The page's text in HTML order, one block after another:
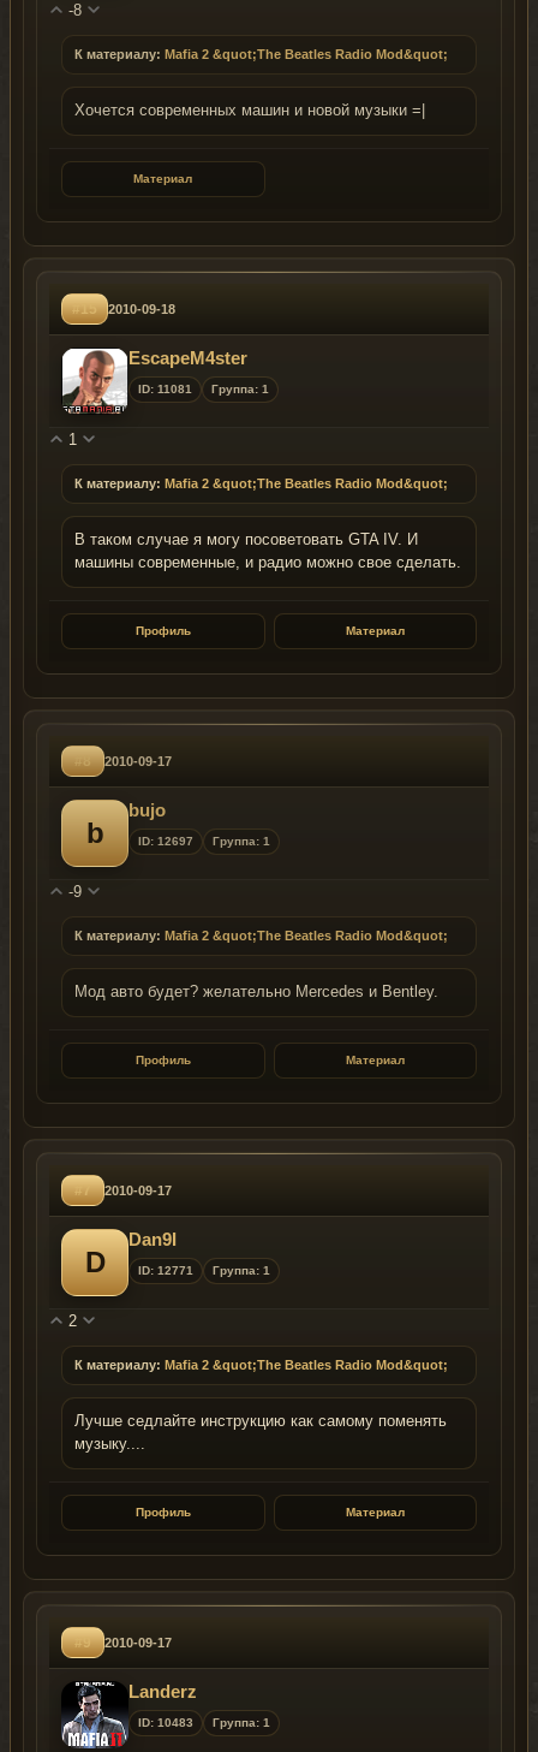
-8
К материалу: Mafia 2 &quot;The Beatles Radio Mod&quot;
Хочется современных машин и новой музыки =|
Материал
#15 2010-09-18
EscapeM4ster
ID: 11081 Группа: 1
1
К материалу: Mafia 2 &quot;The Beatles Radio Mod&quot;
В таком случае я могу посоветовать GTA IV. И
машины современные, и радио можно свое сделать.
Профиль Материал
#8 2010-09-17
b
bujo
ID: 12697 Группа: 1
-9
К материалу: Mafia 2 &quot;The Beatles Radio Mod&quot;
Мод авто будет? желательно Mercedes и Bentley.
Профиль Материал
#7 2010-09-17
D
Dan9I
ID: 12771 Группа: 1
2
К материалу: Mafia 2 &quot;The Beatles Radio Mod&quot;
Лучше седлайте инструкцию как самому поменять
музыку....
Профиль Материал
#9 2010-09-17
Landerz
ID: 10483 Группа: 1